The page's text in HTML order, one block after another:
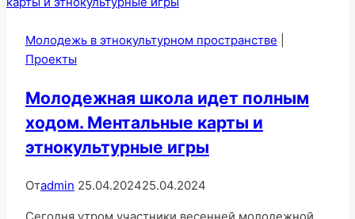
Молодежь в этнокультурном пространстве
Проекты
Молодежная школа идет полным
ходом. Ментальные карты и
этнокультурные игры
Отadmin 25.04.202425.04.2024